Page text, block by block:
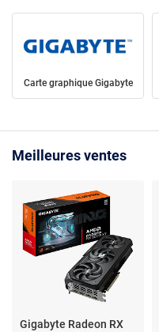
Carte graphique Gigabyte
Meilleures ventes
Gigabyte Radeon RX